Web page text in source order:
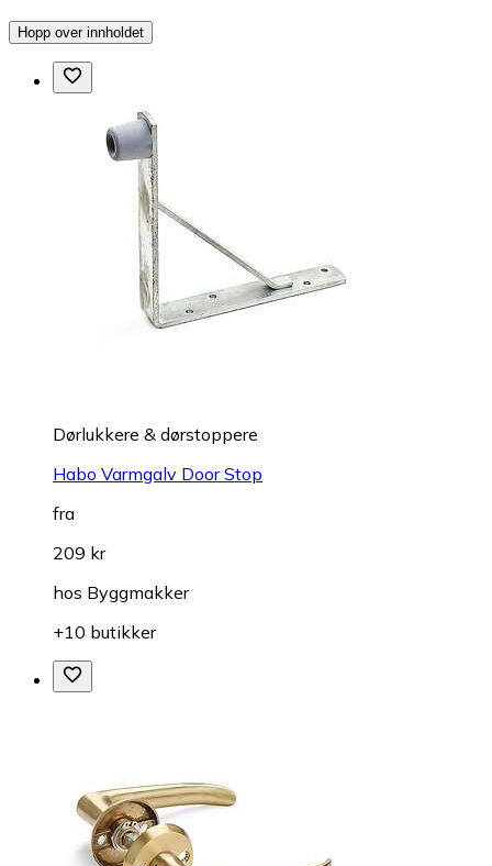
Hopp over innholdet
Dørlukkere & dørstoppere
Habo Varmgalv Door Stop
fra
209 kr
hos Byggmakker
+10 butikker